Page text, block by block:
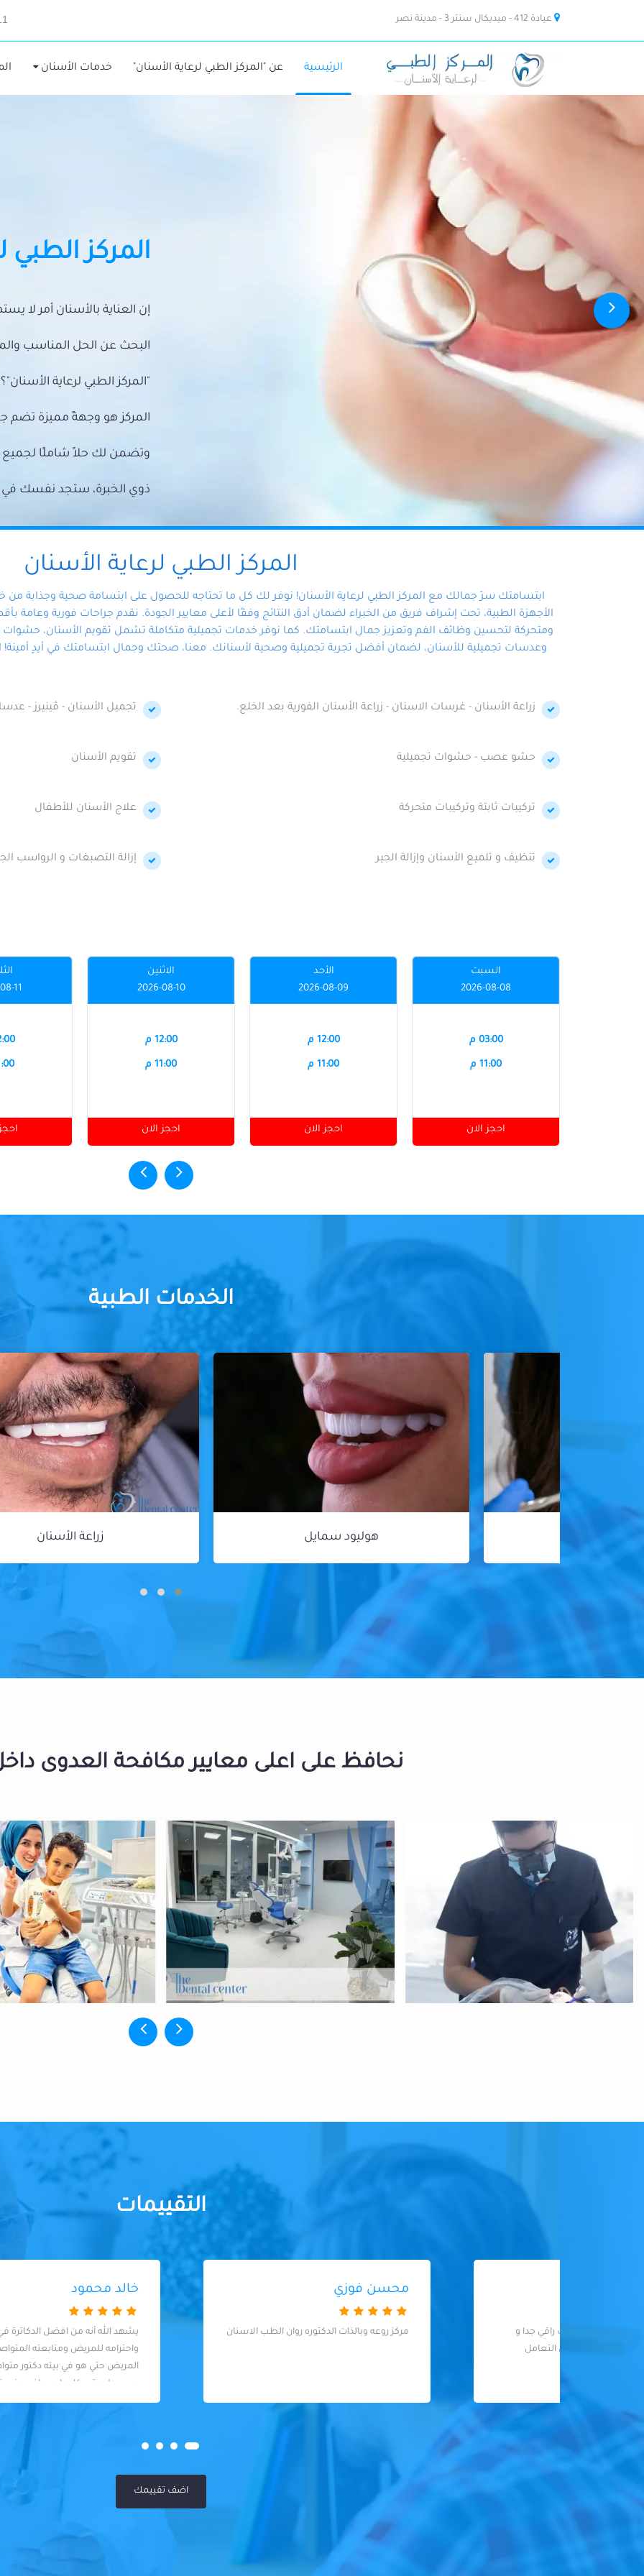
عيادة 412 - ميديكال سنتر 3 - مدينة نصر
الرئيسية عن "المركز الطبي لرعاية الأسنان" خدمات الأسنان
المركز الطبي
إن العناية بالأسنان أمر لا
البحث عن الحل المناسب
"المركز الطبي لرعاية الأسنان"؟
المركز هو وجهةً مميزة تضم
وتضمن لك حلاً شاملًا
ذوي الخبرة، ستجد نفسك في
المركز الطبي لرعاية الأسنان
ابتسامتك سرّ جمالك مع المركز الطبي لرعاية الأسنان! نوفر لك كل ما تحتاجه للحصول على ابتسامة صحية وجذابة
الأجهزة الطبية، تحت إشراف فريق من الخبراء لضمان أدق النتائج وفقًا لأعلى معايير الجودة. نقدم جراحات فورية وعامة
ومتحركة لتحسين وظائف الفم وتعزيز جمال ابتسامتك. كما نوفر خدمات تجميلية متكاملة تشمل تقويم الأسنان، حشوات
وعدسات تجميلية للأسنان، لضمان أفضل تجربة تجميلية وصحية لأسنانك. معنا، صحتك وجمال ابتسامتك في أيدٍ أمينة!
زراعة الأسنان - غرسات الاسنان - زراعة الأسنان الفورية بعد الخلع. تجميل الأسنان - ڤينيرز -
حشو عصب - حشوات تجميلية تقويم الأسنان
تركيبات ثابتة وتركيبات متحركة علاج الأسنان للأطفال
تنظيف و تلميع الأسنان وإزالة الجير إزالة التصبغات و الرواسب
السبت
2026-08-08
03:00 م
11:00 م
احجز الان
الأحد
2026-08-09
12:00 م
11:00 م
احجز الان
الاثنين
2026-08-10
12:00 م
11:00 م
احجز الان
11
الخدمات الطبية
نحافظ على اعلى معايير مكافحة العدوى
التقييمات
مركز روعه وبالذات الدكتوره روان الطب الاسنان
خالد محمود
يشهد الله أنه من افضل الدكاترة في معاملته
واحترامه للمريض ومتابعته المتواصلة مع
المريض حتي هو في بيته دكتور متواضع
وبسيط ويقدر كل واحد مافي عنده تميز لحد.
كل المرضى عنده سواسية
اضف تقييمك